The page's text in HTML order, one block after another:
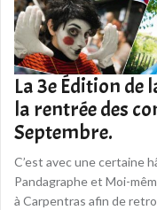
La 3e Édition de
la rentrée des
Septembre.
C’est avec une certaine
Pandagraphe et Moi-
à Carpentras afin de